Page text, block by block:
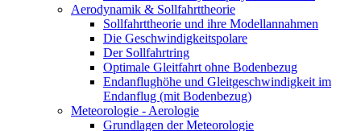
Aerodynamik & Sollfahrttheorie
Sollfahrttheorie und ihre Modellannahmen
Die Geschwindigkeitspolare
Der Sollfahrtring
Optimale Gleitfahrt ohne Bodenbezug
Endanflughöhe und Gleitgeschwindigkeit im
Endanflug (mit Bodenbezug)
Meteorologie - Aerologie
Grundlagen der Meteorologie